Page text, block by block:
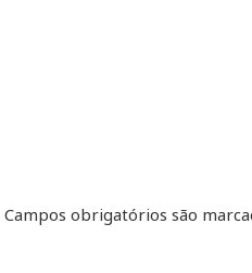
Campos obrigatórios são